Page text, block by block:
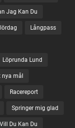
Jag Kan Du
Långpass
Löprunda Lund
nya mål
Racereport
Springer mig glad
Vill Du Kan Du